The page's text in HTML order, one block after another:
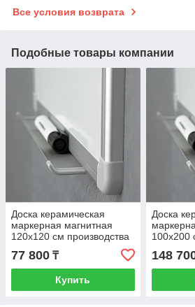
Все условия возврата
Подобные товары компании
Доска керамическая
маркерная магнитная
120х120 см производства
завода 2x3 (Польша)
77 800 ₸
Купить
Доска
100х200
завода
148